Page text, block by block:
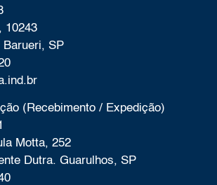
10243
SP
(Recebimento / Expedição)
Motta, 252
Dutra. Guarulhos, SP